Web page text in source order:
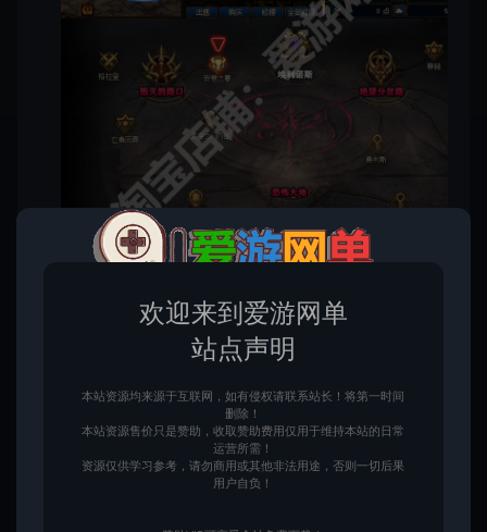
欢迎来到爱游网单
站点声明
本站资源均来源于互联网，如有侵权请联系站长！将第一时间
删除！
本站资源售价只是赞助，收取赞助费用仅用于维持本站的日常
运营所需！
资源仅供学习参考，请勿商用或其他非法用途，否则一切后果
用户自负！